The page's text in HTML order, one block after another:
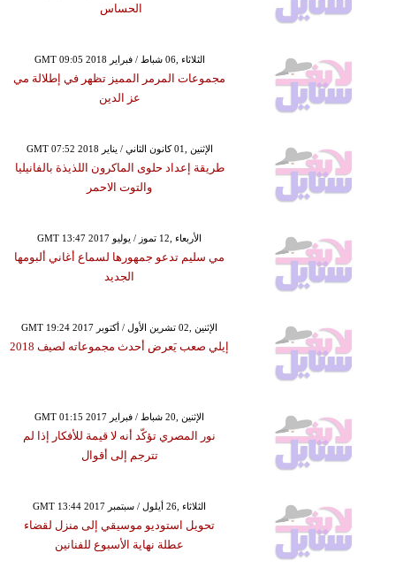
الحساس
GMT 09:05 2018 الثلاثاء ,06 شباط / فبراير
مجموعات المرمر المميز تظهر في إطلالة مي
عز الدين
GMT 07:52 2018 الإثنين ,01 كانون الثاني / يناير
طريقة إعداد حلوى الماكرون اللذيذة بالفانيليا
والتوت الاحمر
GMT 13:47 2017 الأربعاء ,12 تموز / يوليو
مي سليم تدعو جمهورها لسماع أغاني ألبومها
الجديد
GMT 19:24 2017 الإثنين ,02 تشرين الأول / أكتوبر
إيلي صعب يَعرض أحدث مجموعاته لصيف 2018
GMT 01:15 2017 الإثنين ,20 شباط / فبراير
نور المصري تؤكّد أنه لا قيمة للأفكار إذا لم
تترجم إلى أقوال
GMT 13:44 2017 الثلاثاء ,26 أيلول / سبتمبر
تحويل استوديو موسيقي إلى منزل لقضاء
عطلة نهاية الأسبوع للفنانين